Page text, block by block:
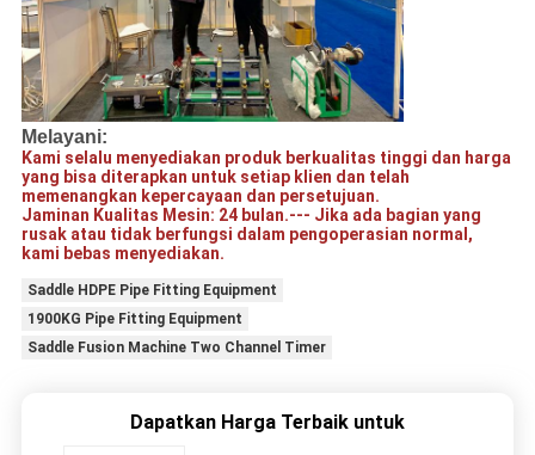
Melayani:
Kami selalu menyediakan produk berkualitas tinggi dan harga
yang bisa diterapkan untuk setiap klien dan telah
memenangkan kepercayaan dan persetujuan.
Jaminan Kualitas Mesin: 24 bulan.--- Jika ada bagian yang
rusak atau tidak berfungsi dalam pengoperasian normal ,
kami bebas menyediakan.
Saddle HDPE Pipe Fitting Equipment
1900KG Pipe Fitting Equipment
Saddle Fusion Machine Two Channel Timer
Dapatkan Harga Terbaik untuk